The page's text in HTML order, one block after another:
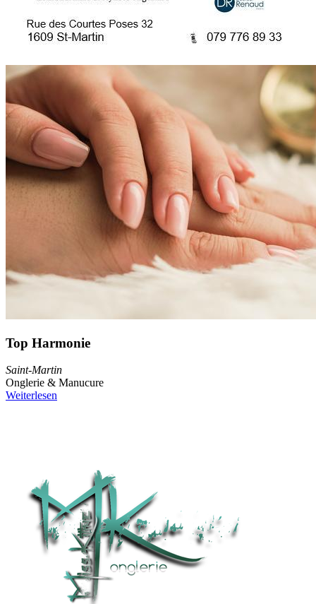
Top Harmonie
Saint-Martin
Onglerie & Manucure
Weiterlesen